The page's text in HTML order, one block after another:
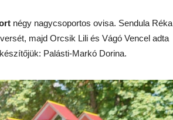
négy nagycsoportos ovisa. Sendula Réka
majd Orcsik Lili és Vágó Vencel adta
Palásti-Markó Dorina.